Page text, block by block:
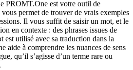
PROMT.One est votre outil de
permet de trouver de vrais exemples
Il vous suffit de saisir un mot, et le
en contexte : des phrases issues de
est utilisé avec sa traduction dans la
aide à comprendre les nuances de sens
qu’il s’agisse d’un terme rare ou